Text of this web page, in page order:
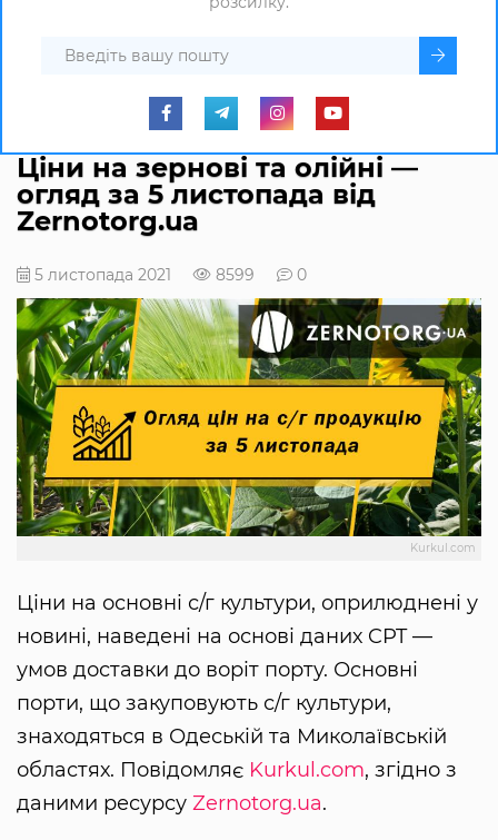
Ціни на зернові та олійні —
огляд за 5 листопада від
Zernotorg.ua
5 листопада 2021 8599 0
Kurkul.com
Ціни на основні с/г культури, оприлюднені у
новині, наведені на основі даних CPT —
умов доставки до воріт порту. Основні
порти, що закуповують с/г культури,
знаходяться в Одеській та Миколаївській
областях. Повідомляє Kurkul.com, згідно з
даними ресурсу Zernotorg.ua.